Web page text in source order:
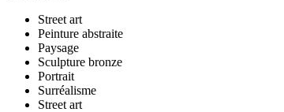
Street art
Peinture abstraite
Paysage
Sculpture bronze
Portrait
Surréalisme
Street art